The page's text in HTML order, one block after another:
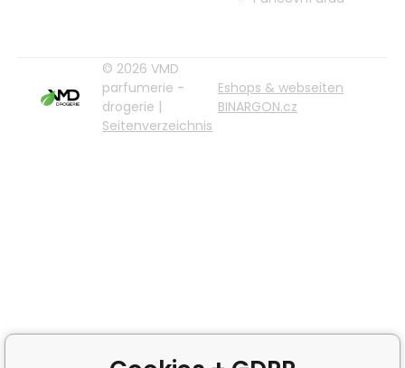
© 2026 VMD
parfumerie -
drogerie |
Seitenverzeichnis
Eshops & webseiten
BINARGON.cz